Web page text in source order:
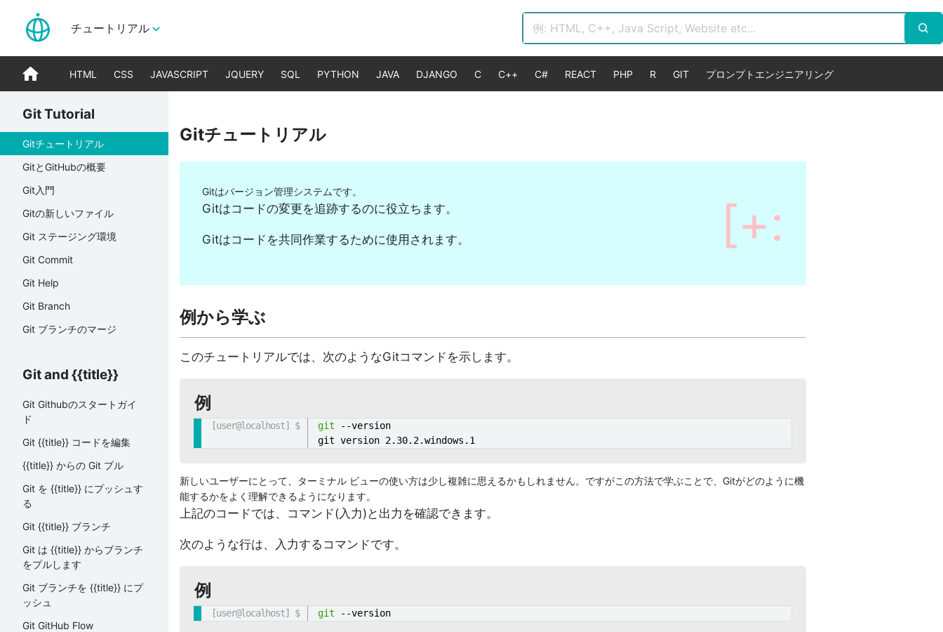
チュートリアル
HTML and CSS
HTMLを学ぶ
CSSを学ぶ
Javascriptを学ぶ
Reactを学ぶ
Pythonを学ぶ
Cを学ぶ
C#を学ぶ
SQLを学ぶ
Javaを学ぶ
PHPを学ぶ
Gitを学ぶ
プロンプトエンジニアリングを学ぶ​
HTML CSS JAVASCRIPT JQUERY SQL PYTHON JAVA DJANGO C C++ C# REACT PHP R GIT プロンプトエンジニアリング
Gitチュートリアル
[+:
Gitはバージョン管理システムです。
Gitはコードの変更を追跡するのに役立ちます。
Gitはコードを共同作業するために使用されます。
例から学ぶ
このチュートリアルでは、次のようなGitコマンドを示します。
例
git --version
git version 2.30.2.windows.1
新しいユーザーにとって、ターミナル ビューの使い方は少し複雑に思えるかもしれません。ですがこの方法で学ぶことで、Gitがどのように機
能するかをよく理解できるようになります。
上記のコードでは、コマンド(入力)と出力を確認できます。
次のような行は、入力するコマンドです。
例
git --version
Git Tutorial
Gitチュートリアル
GitとGitHubの概要
Git入門
Gitの新しいファイル
Git ステージング環境
Git Commit
Git Help
Git Branch
Git ブランチのマージ
Git and {{title}}
Git Githubのスタートガイ
ド
Git {{title}} コードを編集
{{title}} からの Git プル
Git を {{title}} にプッシュす
る
Git {{title}} ブランチ
Git は {{title}} からブランチ
をプルします
Git ブランチを {{title}} にプ
ッシュ
Git GitHub Flow